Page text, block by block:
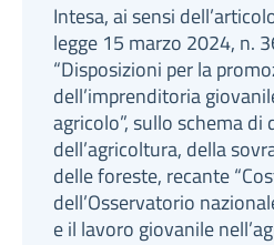
Intesa, ai sensi
legge 15 marzo 2024, n.
“Disposizioni per la
dell’imprenditoria
agricolo”, sullo schema
dell’agricoltura, della
delle foreste, recante
dell’Osservatorio
e il lavoro giovanile